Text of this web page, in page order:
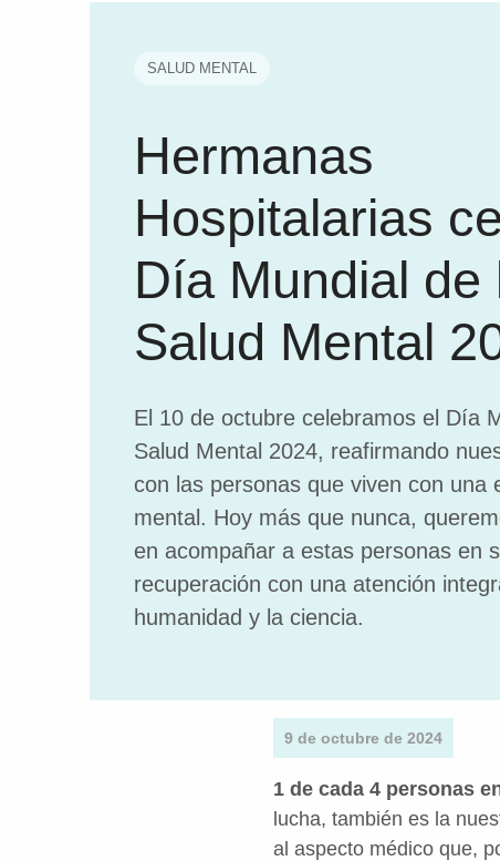
SALUD MENTAL
Hermanas
Hospitalarias
Día Mundial de
Salud Mental
El 10 de octubre celebramos el Día
Salud Mental 2024, reafirmando
con las personas que viven con una
mental. Hoy más que nunca,
en acompañar a estas personas en
recuperación con una atención
humanidad y la ciencia.
9 de octubre de 2024
1 de cada 4 personas
lucha, también es la
al aspecto médico que,